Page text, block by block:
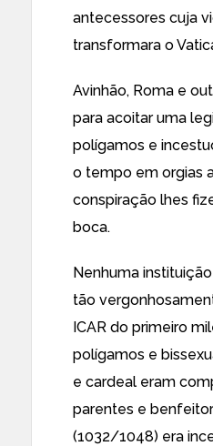
antecessores cuja
transformara o
Avinhão, Roma e
para acoitar uma
polígamos e
o tempo em orgias
conspiração lhes
boca.
Nenhuma
tão
ICAR do primeiro
polígamos e
e cardeal eram
parentes e
(1032/1048) era